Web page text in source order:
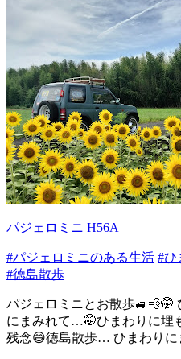
パジェロミニ H56A
#パジェロミニのある生活 #ひ
#徳島散歩
パジェロミニとお散歩🚙💨🤭
にまみれて…🤭ひまわりに
残念😅徳島散歩… ひまわり